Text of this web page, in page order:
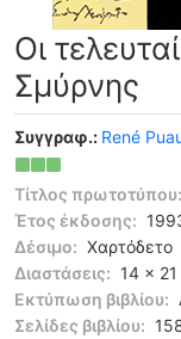
Οι
Σμύρνης
Συγγραφ.: René
Τίτλος πρωτοτύπου:
Έτος έκδοσης:
Δέσιμο: Χαρτόδετο
Διαστάσεις: 14 x
Εκτύπωση βιβλίου:
Σελίδες βιβλίου: